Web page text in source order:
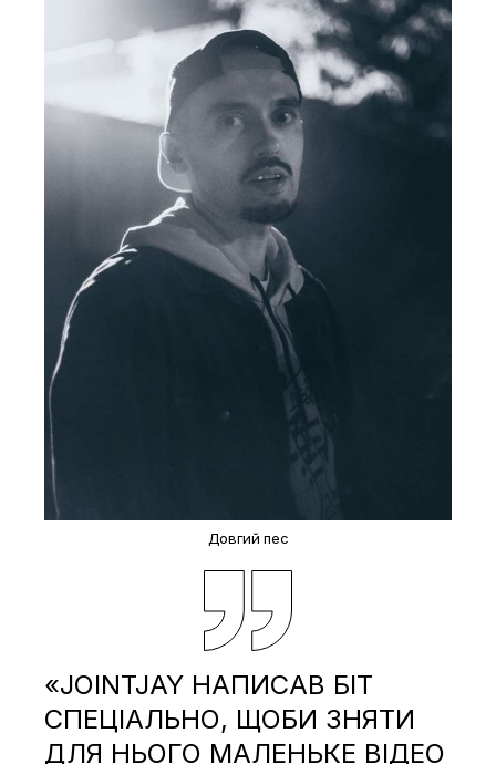
Довгий пес
«JOINTJAY НАПИСАВ БІТ
СПЕЦІАЛЬНО, ЩОБИ ЗНЯТИ
ДЛЯ НЬОГО МАЛЕНЬКЕ ВІДЕО